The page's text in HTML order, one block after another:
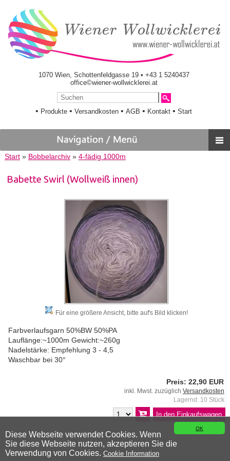
OK
Diese Webseite verwendet Cookies. Wenn
Sie diese Webseite nutzen, akzeptieren Sie die
Verwendung von Cookies. Cookie Information
1070 Wien, Schottenfeldgasse 19 • +43 1 5240437
office©wiener-wollwicklerei.at
• Produkte •Versandkosten •AGB • Kontakt •Start
Start» Bobbelarchiv» 4-fädig 1000m
Babette Swirl (Wollweiß innen)
Für eine größere Ansicht, bitte auf's Bild klicken!
Farbverlaufsgarn 50%BW 50%PA
Lauflänge:~1000m Gewicht:~260g
Nadelstärke: Empfehlung 3 - 4,5
Waschbar bei 30°
Preis: 22,90 EUR
inkl. Mwst. zuzüglich Versandkosten
Lagernd: 10 Stück
© 2026 Wiener Wollwicklerei
Kontakt |Anfahrt |Versandkosten |AGB|Widerruf|Datenschutz